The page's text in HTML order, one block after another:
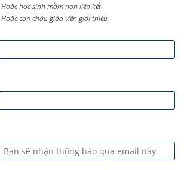
học sinh mầm non liên kết
con cháu giáo viên giới thiệu.